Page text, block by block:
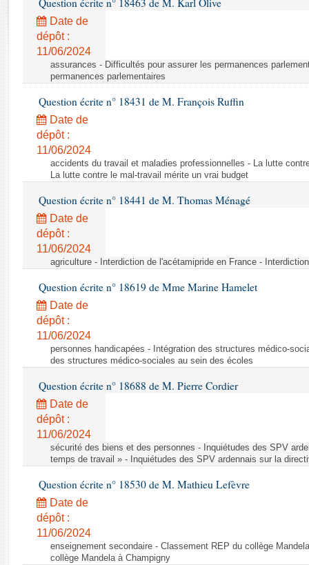
Rapports d'enquête
Rapports législatifs
Rapports sur l'application des lois
Baromètre de l’application des lois
Budget et sécurité sociale
Questions écrites et orales
Comptes rendus des débats
Question écrite n° 18463 de M. Karl Olive
Date de
dépôt :
11/06/2024
assurances - Difficultés pour assurer les permanences
permanences parlementaires
Question écrite n° 18431 de M. François Ruffin
Date de
dépôt :
11/06/2024
accidents du travail et maladies professionnelles - La lutte
La lutte contre le mal-travail mérite un vrai budget
Question écrite n° 18441 de M. Thomas Ménagé
Date de
dépôt :
11/06/2024
agriculture - Interdiction de l'acétamipride en France -
Question écrite n° 18619 de Mme Marine Hamelet
Date de
dépôt :
11/06/2024
personnes handicapées - Intégration des structures médico-
des structures médico-sociales au sein des écoles
Question écrite n° 18688 de M. Pierre Cordier
Date de
dépôt :
11/06/2024
sécurité des biens et des personnes - Inquiétudes des SPV
temps de travail » - Inquiétudes des SPV ardennais sur la
Question écrite n° 18530 de M. Mathieu Lefèvre
Date de
dépôt :
11/06/2024
enseignement secondaire - Classement REP du collège
collège Mandela à Champigny